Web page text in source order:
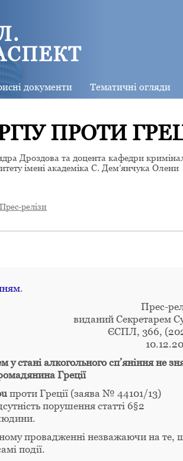
документи Тематичні огляди
ПРОТИ
Дроздова та доцента кафедри
імені академіка С. Дем’янчука Олени
Прес-релізи
.
Прес-
виданий Секретарем
ЄСПЛ, 366,
стані алкогольного сп’яніння не
Греції
проти Греції (заява № 44101/13)
порушення статті 6§2
провадженні незважаючи на те,
події.